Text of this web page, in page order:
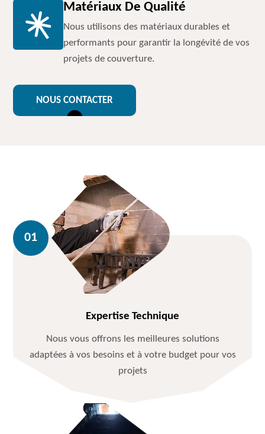
Matériaux De Qualité
Nous utilisons des matériaux durables et
performants pour garantir la longévité de vos
projets de couverture.
NOUS CONTACTER
Expertise Technique
Nous vous offrons les meilleures solutions
adaptées à vos besoins et à votre budget pour vos
projets